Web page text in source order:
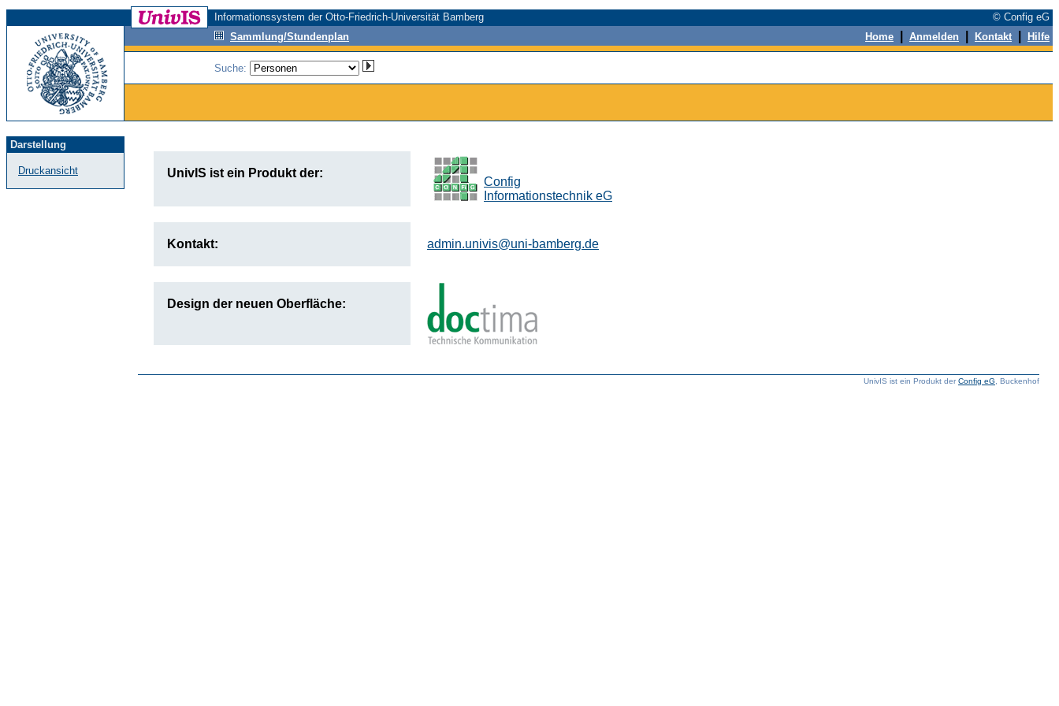
Informationssystem der Otto-Friedrich-Universität Bamberg
© Config eG
Sammlung/Stundenplan
Home Anmelden Kontakt Hilfe
Suche:
Darstellung
Druckansicht UnivIS ist ein Produkt der:
Config
Informationstechnik eG
Kontakt: admin.univis@uni-bamberg.de
Design der neuen Oberfläche:
UnivIS ist ein Produkt derConfig eG , Buckenhof